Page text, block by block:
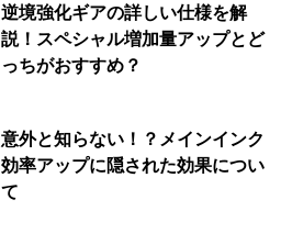
逆境強化ギアの詳しい仕様を解
説！スペシャル増加量アップとど
っちがおすすめ？
意外と知らない！？メインインク
効率アップに隠された効果につい
て